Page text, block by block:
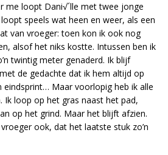
me loopt Dani√´lle met twee jonge
speels wat heen en weer, als een
van vroeger: toen kon ik ook nog
alsof het niks kostte. Intussen ben ik
twintig meter genaderd. Ik blijf
de gedachte dat ik hem altijd op
eindsprint… Maar voorlopig heb ik alle
loop op het gras naast het pad,
op het grind. Maar het blijft afzien.
ook, dat het laatste stuk zo’n